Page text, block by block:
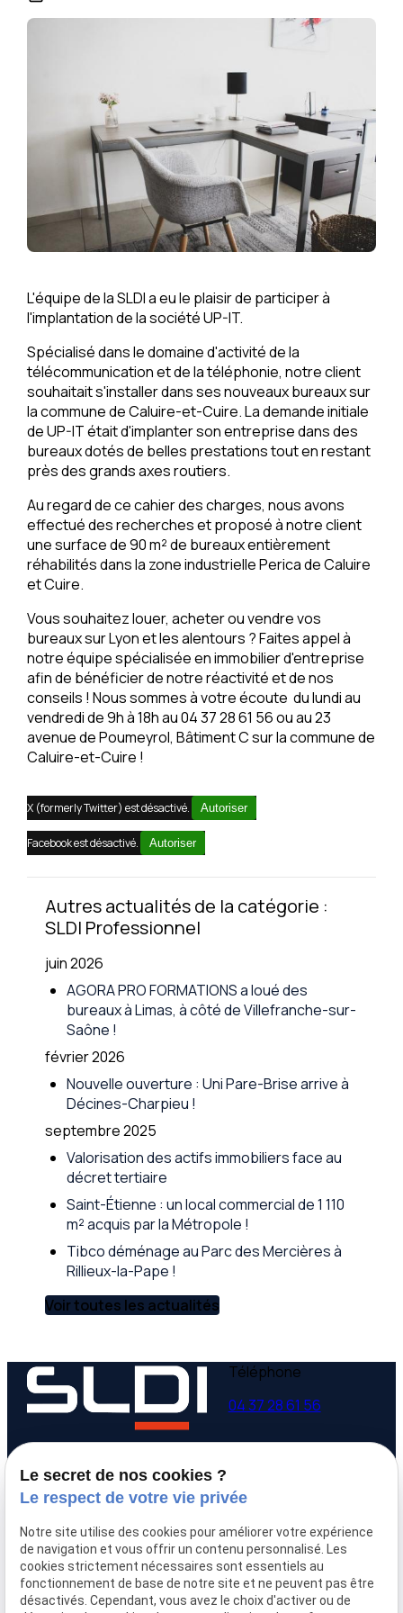
L'équipe de la SLDI a eu le plaisir de participer à
l'implantation de la société UP-IT.
Spécialisé dans le domaine d'activité de la
télécommunication et de la téléphonie, notre client
souhaitait s'installer dans ses nouveaux bureaux sur
la commune de Caluire-et-Cuire. La demande initiale
de UP-IT était d'implanter son entreprise dans des
bureaux dotés de belles prestations tout en restant
près des grands axes routiers.
Au regard de ce cahier des charges, nous avons
effectué des recherches et proposé à notre client
une surface de 90 m² de bureaux entièrement
réhabilités dans la zone industrielle Perica de Caluire
et Cuire.
Vous souhaitez louer, acheter ou vendre vos
bureaux sur Lyon et les alentours ? Faites appel à
notre équipe spécialisée en immobilier d'entreprise
afin de bénéficier de notre réactivité et de nos
conseils ! Nous sommes à votre écoute du lundi au
vendredi de 9h à 18h au 04 37 28 61 56 ou au 23
avenue de Poumeyrol, Bâtiment C sur la commune de
Caluire-et-Cuire !
X (formerly Twitter) est désactivé. Autoriser
Facebook est désactivé. Autoriser
Autres actualités de la catégorie :
SLDI Professionnel
juin 2026
AGORA PRO FORMATIONS a loué des
bureaux à Limas, à côté de Villefranche-sur-
Saône !
février 2026
Nouvelle ouverture : Uni Pare-Brise arrive à
Décines-Charpieu !
septembre 2025
Valorisation des actifs immobiliers face au
décret tertiaire
Saint-Étienne : un local commercial de 1 110
m² acquis par la Métropole !
Tibco déménage au Parc des Mercières à
Rillieux-la-Pape !
Voir toutes les actualités
Téléphone
04 37 28 61 56
9 avenue Victor Hugo
69160 Tassin la Demi-
Lune
Lundi - Vendredi
18:00
Accueil
Qui sommes-nous
Le secret de nos cookies ?
Le respect de votre vie privée
Notre site utilise des cookies pour améliorer votre expérience
de navigation et vous offrir un contenu personnalisé. Les
cookies strictement nécessaires sont essentiels au
fonctionnement de base de notre site et ne peuvent pas être
désactivés. Cependant, vous avez le choix d'activer ou de